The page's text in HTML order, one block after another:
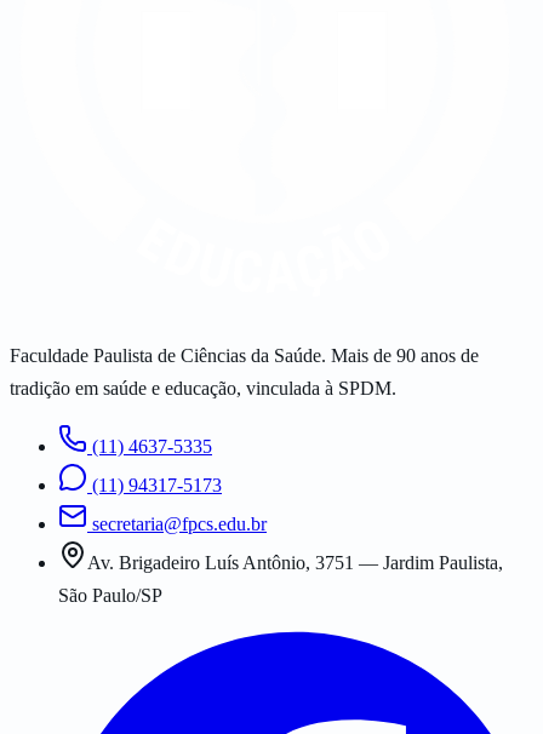
Faculdade Paulista de Ciências da Saúde. Mais de 90 anos de
tradição em saúde e educação, vinculada à SPDM.
(11) 4637-5335
(11) 94317-5173
secretaria@fpcs.edu.br
Av. Brigadeiro Luís Antônio, 3751 — Jardim Paulista,
São Paulo/SP